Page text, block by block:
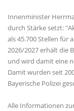
Innenminister
durch Stärke setzt:
als 45.700 Stellen für
2026/2027 erhält die
und wird damit eine
Damit wurden seit
Bayerische Polizei
Alle Informationen